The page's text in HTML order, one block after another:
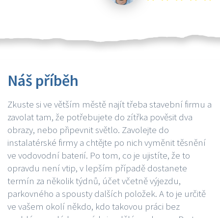
Náš příběh
Zkuste si ve větším městě najít třeba stavební firmu a
zavolat tam, že potřebujete do zítřka pověsit dva
obrazy, nebo připevnit světlo. Zavolejte do
instalatérské firmy a chtějte po nich vyměnit těsnění
ve vodovodní baterií. Po tom, co je ujistíte, že to
opravdu není vtip, v lepším případě dostanete
termín za několik týdnů, účet včetně výjezdu,
parkovného a spousty dalších položek. A to je určitě
ve vašem okolí někdo, kdo takovou práci bez